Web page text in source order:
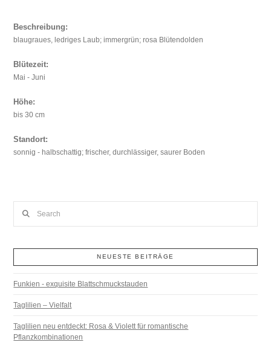
Beschreibung:
blaugraues, ledriges Laub; immergrün; rosa Blütendolden
Blütezeit:
Mai - Juni
Höhe:
bis 30 cm
Standort:
sonnig - halbschattig; frischer, durchlässiger, saurer Boden
NEUESTE BEITRÄGE
Funkien - exquisite Blattschmuckstauden
Taglilien – Vielfalt
Taglilien neu entdeckt: Rosa & Violett für romantische
Pflanzkombinationen